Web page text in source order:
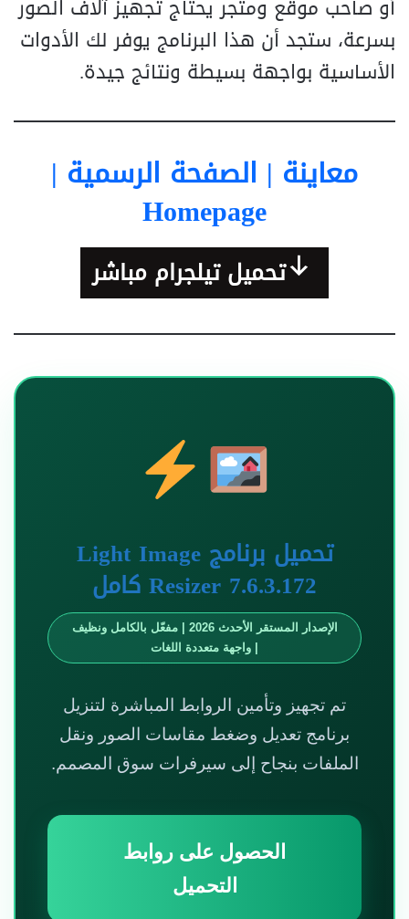
أو صاحب موقع ومتجر يحتاج تجهيز آلاف الصور
بسرعة، ستجد أن هذا البرنامج يوفر لك الأدوات
الأساسية بواجهة بسيطة ونتائج جيدة.
معاينة | الصفحة الرسمية |
Homepage
تحميل تيلجرام مباشر
تحميل برنامج Light Image
Resizer 7.6.3.172 كامل
الإصدار المستقر الأحدث 2026 | مفعّل بالكامل ونظيف
| واجهة متعددة اللغات
تم تجهيز وتأمين الروابط المباشرة لتنزيل
برنامج تعديل وضغط مقاسات الصور ونقل
الملفات بنجاح إلى سيرفرات سوق المصمم.
الحصول على روابط
التحميل